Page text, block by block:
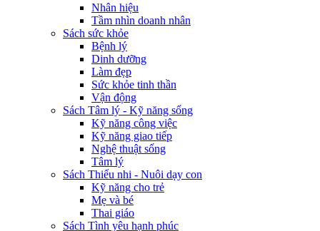
Nhân hiệu
Tầm nhìn doanh nhân
Sách sức khỏe
Bệnh lý
Dinh dưỡng
Làm đẹp
Sức khỏe tinh thần
Vận động
Sách Tâm lý - Kỹ năng sống
Kỹ năng công việc
Kỹ năng giao tiếp
Nghệ thuật sống
Tâm lý
Sách Thiếu nhi - Nuôi dạy con
Kỹ năng cho trẻ
Mẹ và bé
Thai giáo
Sách Tình yêu hạnh phúc